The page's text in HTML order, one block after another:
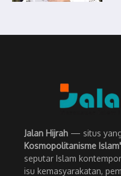
Jalan Hijrah — situs
Kosmopolitanisme
seputar Islam
isu kemasyarakatan,